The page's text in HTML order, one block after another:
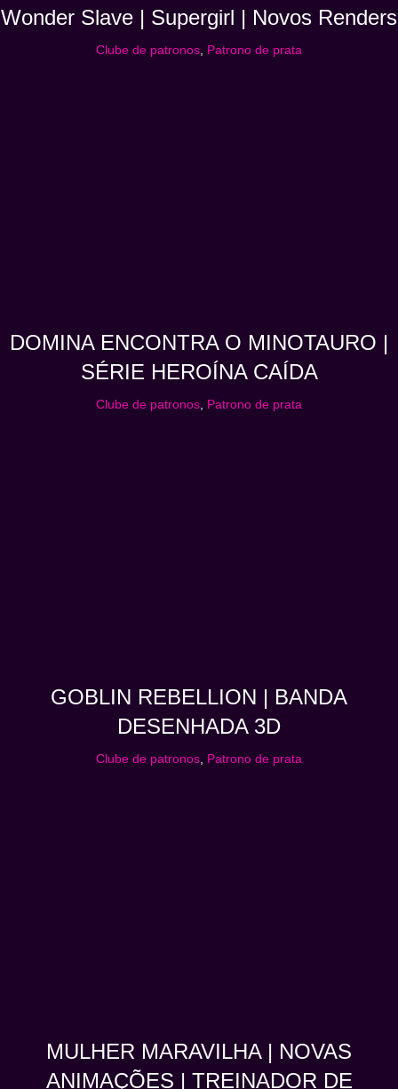
Wonder Slave | Supergirl | Novos Renders
Clube de patronos, Patrono de prata
DOMINA ENCONTRA O MINOTAURO |
SÉRIE HEROÍNA CAÍDA
Clube de patronos, Patrono de prata
GOBLIN REBELLION | BANDA
DESENHADA 3D
Clube de patronos, Patrono de prata
MULHER MARAVILHA | NOVAS
ANIMAÇÕES | TREINADOR DE